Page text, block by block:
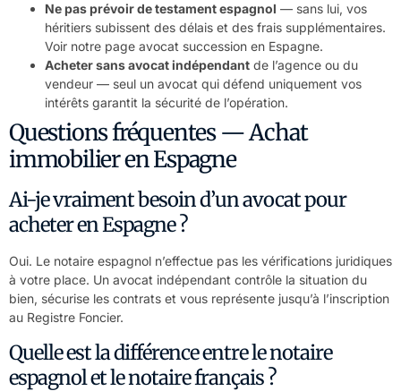
Ne pas prévoir de testament espagnol — sans lui, vos
héritiers subissent des délais et des frais supplémentaires.
Voir notre page avocat succession en Espagne.
Acheter sans avocat indépendant de l’agence ou du
vendeur — seul un avocat qui défend uniquement vos
intérêts garantit la sécurité de l’opération.
Questions fréquentes — Achat
immobilier en Espagne
Ai-je vraiment besoin d’un avocat pour
acheter en Espagne ?
Oui. Le notaire espagnol n’effectue pas les vérifications juridiques
à votre place. Un avocat indépendant contrôle la situation du
bien, sécurise les contrats et vous représente jusqu’à l’inscription
au Registre Foncier.
Quelle est la différence entre le notaire
espagnol et le notaire français ?